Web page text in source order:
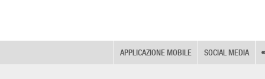
APPLICAZIONE MOBILE SOCIAL MEDIA